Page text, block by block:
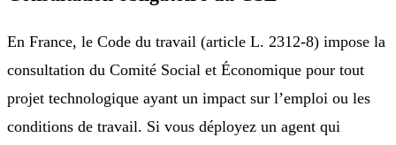
En France, le Code du travail (article L. 2312-8) impose la
consultation du Comité Social et Économique pour tout
projet technologique ayant un impact sur l’emploi ou les
conditions de travail. Si vous déployez un agent qui